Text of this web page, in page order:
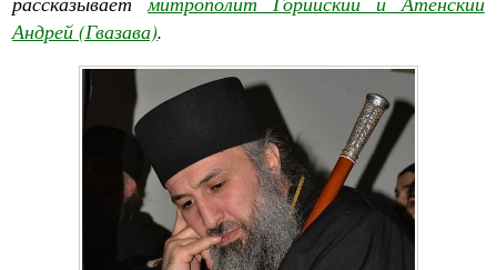
Андрей (Гвазава).